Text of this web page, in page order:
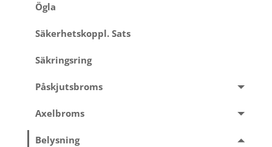
Ögla
Säkerhetskoppl. Sats
Säkringsring
Påskjutsbroms
Axelbroms
Belysning